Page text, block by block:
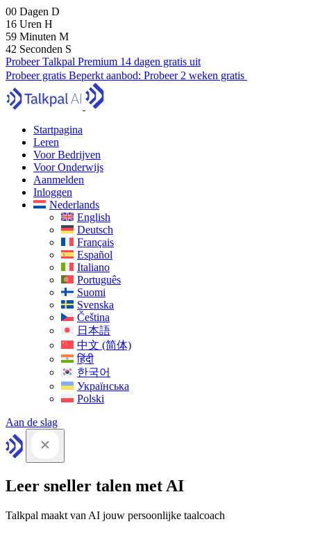
00 Dagen D
16 Uren H
59 Minuten M
40 Seconden S
Probeer Talkpal Premium 14 dagen gratis uit
Probeer gratis Beperkt aanbod: Probeer 2 weken gratis
Startpagina
Leren
Voor Bedrijven
Voor Onderwijs
Aanmelden
Inloggen
Nederlands
English
Deutsch
Français
Español
Italiano
Português
Suomi
Svenska
Čeština
日本語
中文 (简体)
हिंदी
한국어
Українська
Polski
Aan de slag
Leer sneller talen met AI
Talkpal maakt van AI jouw persoonlijke taalcoach